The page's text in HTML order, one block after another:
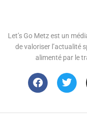
Let’s Go Metz est un
de valoriser l’actualité
alimenté par le